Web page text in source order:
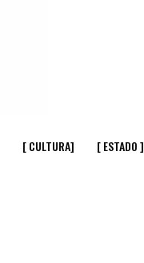
[ CULTURA] [ ESTADO ]